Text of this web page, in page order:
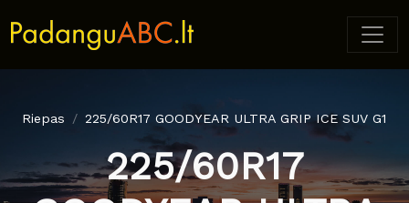
Riepas 225/60R17 GOODYEAR ULTRA GRIP ICE SUV G1
225/60R17